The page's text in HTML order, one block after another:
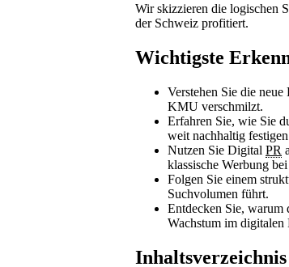
Wir skizzieren die logischen
der Schweiz profitiert.
Wichtigste
Verstehen Sie die
KMU verschmilzt.
Erfahren Sie, wie Sie
weit nachhaltig
Nutzen Sie Digital PR
klassische Werbung
Folgen Sie einem
Suchvolumen führt.
Entdecken Sie,
Wachstum im digitalen
Inhaltsverzeichnis